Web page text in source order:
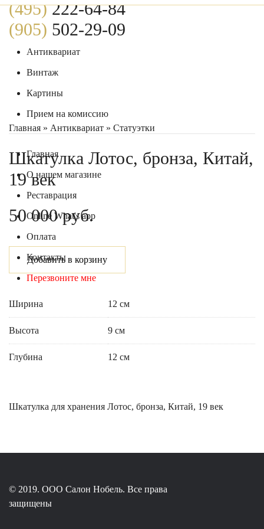
(495)222-64-84
(905) 502-29-09
Антиквариат
Винтаж
Картины
Прием на комиссию
Главная
О нашем магазине
Реставрация
Online What's app
Оплата
Контакты
Перезвоните мне
Главная » Антиквариат » Статуэтки
Шкатулка Лотос, бронза, Китай,
19 век
50 000 руб.
Добавить в корзину
Ширина 12 см
Высота 9 см
Глубина 12 см
Шкатулка для хранения Лотос, бронза, Китай, 19 век
© 2019. ООО Салон Нобель. Все права
защищены